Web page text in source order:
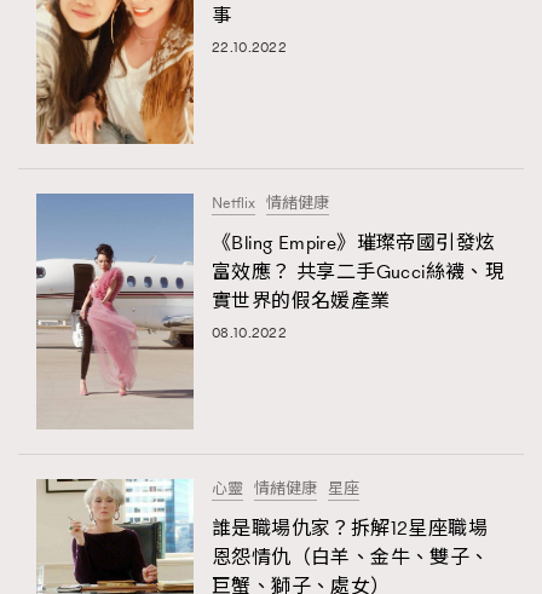
向ChanelN°5致敬
大時代小事情
時裝心理學
煲劇日常 334
玩物壯志 1
(nmg.com.hk/privacy) 閱讀本公司的私隱政策聲明。
本人願意接收新傳媒集團的最新消息及其他宣傳資訊，本人同意
新傳媒集團使用本人的個人資料於任何推廣用途。
事
22.10.2022
Netflix 情緒健康
《Bling Empire》璀璨帝國引發炫
富效應？ 共享二手Gucci絲襪、現
實世界的假名媛產業
08.10.2022
心靈 情緒健康 星座
誰是職場仇家？拆解12星座職場
恩怨情仇（白羊、金牛、雙子、
巨蟹、獅子、處女）